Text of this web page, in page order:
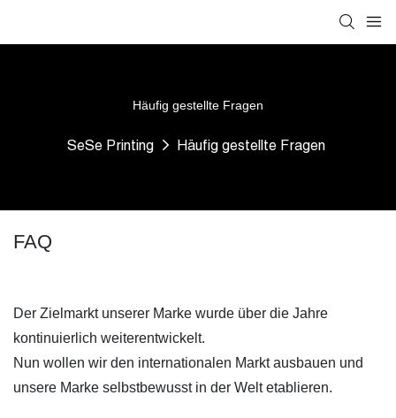
Häufig gestellte Fragen
SeSe Printing Häufig gestellte Fragen
FAQ
Der Zielmarkt unserer Marke wurde über die Jahre
kontinuierlich weiterentwickelt.
Nun wollen wir den internationalen Markt ausbauen und
unsere Marke selbstbewusst in der Welt etablieren.